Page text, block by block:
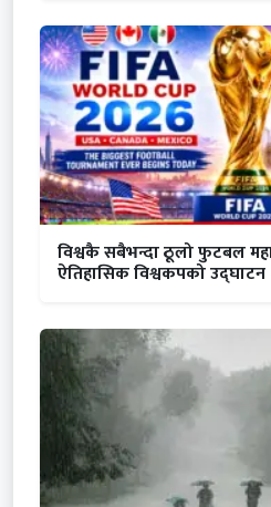
विश्वकै सबैभन्दा ठूलो फुटबल
ऐतिहासिक विश्वकपको उद्घाटन